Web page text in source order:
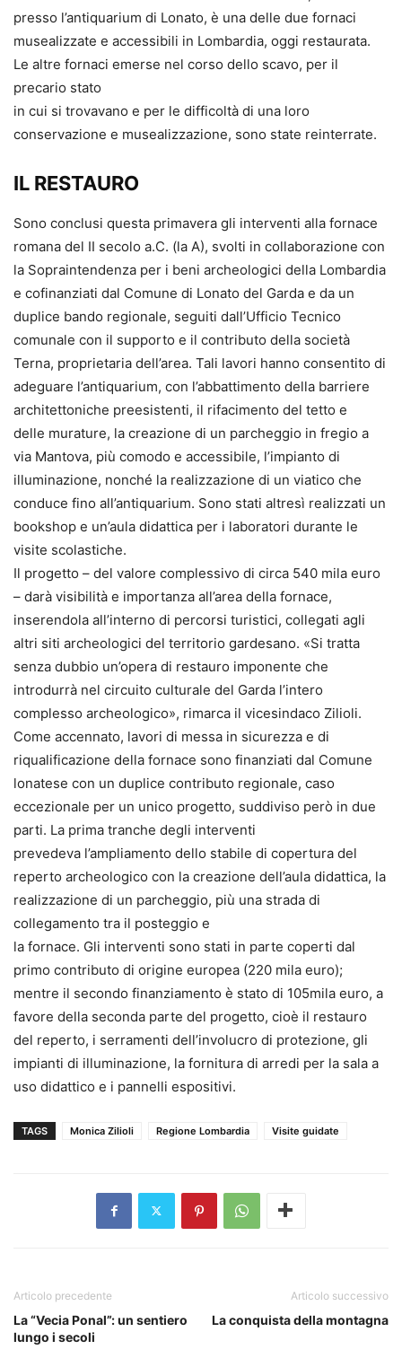
presso l’antiquarium di Lonato, è una delle due fornaci
musealizzate e accessibili in Lombardia, oggi restaurata.
Le altre fornaci emerse nel corso dello scavo, per il
precario stato
in cui si trovavano e per le difficoltà di una loro
conservazione e musealizzazione, sono state reinterrate.
IL RESTAURO
Sono conclusi questa primavera gli interventi alla fornace
romana del II secolo a.C. (la A), svolti in collaborazione con
la Sopraintendenza per i beni archeologici della Lombardia
e cofinanziati dal Comune di Lonato del Garda e da un
duplice bando regionale, seguiti dall’Ufficio Tecnico
comunale con il supporto e il contributo della società
Terna, proprietaria dell’area. Tali lavori hanno consentito di
adeguare l’antiquarium, con l’abbattimento della barriere
architettoniche preesistenti, il rifacimento del tetto e
delle murature, la creazione di un parcheggio in fregio a
via Mantova, più comodo e accessibile, l’impianto di
illuminazione, nonché la realizzazione di un viatico che
conduce fino all’antiquarium. Sono stati altresì realizzati un
bookshop e un’aula didattica per i laboratori durante le
visite scolastiche.
Il progetto – del valore complessivo di circa 540 mila euro
– darà visibilità e importanza all’area della fornace,
inserendola all’interno di percorsi turistici, collegati agli
altri siti archeologici del territorio gardesano. «Si tratta
senza dubbio un’opera di restauro imponente che
introdurrà nel circuito culturale del Garda l’intero
complesso archeologico», rimarca il vicesindaco Zilioli.
Come accennato, lavori di messa in sicurezza e di
riqualificazione della fornace sono finanziati dal Comune
lonatese con un duplice contributo regionale, caso
eccezionale per un unico progetto, suddiviso però in due
parti. La prima tranche degli interventi
prevedeva l’ampliamento dello stabile di copertura del
reperto archeologico con la creazione dell’aula didattica, la
realizzazione di un parcheggio, più una strada di
collegamento tra il posteggio e
la fornace. Gli interventi sono stati in parte coperti dal
primo contributo di origine europea (220 mila euro);
mentre il secondo finanziamento è stato di 105mila euro, a
favore della seconda parte del progetto, cioè il restauro
del reperto, i serramenti dell’involucro di protezione, gli
impianti di illuminazione, la fornitura di arredi per la sala a
uso didattico e i pannelli espositivi.
TAGS Monica Zilioli Regione Lombardia Visite guidate
Articolo precedente
La “Vecia Ponal”: un sentiero
lungo i secoli
Articolo successivo
La conquista della montagna